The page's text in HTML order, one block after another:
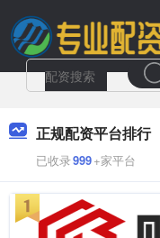
正规配资平台排行
已收录999+家平台